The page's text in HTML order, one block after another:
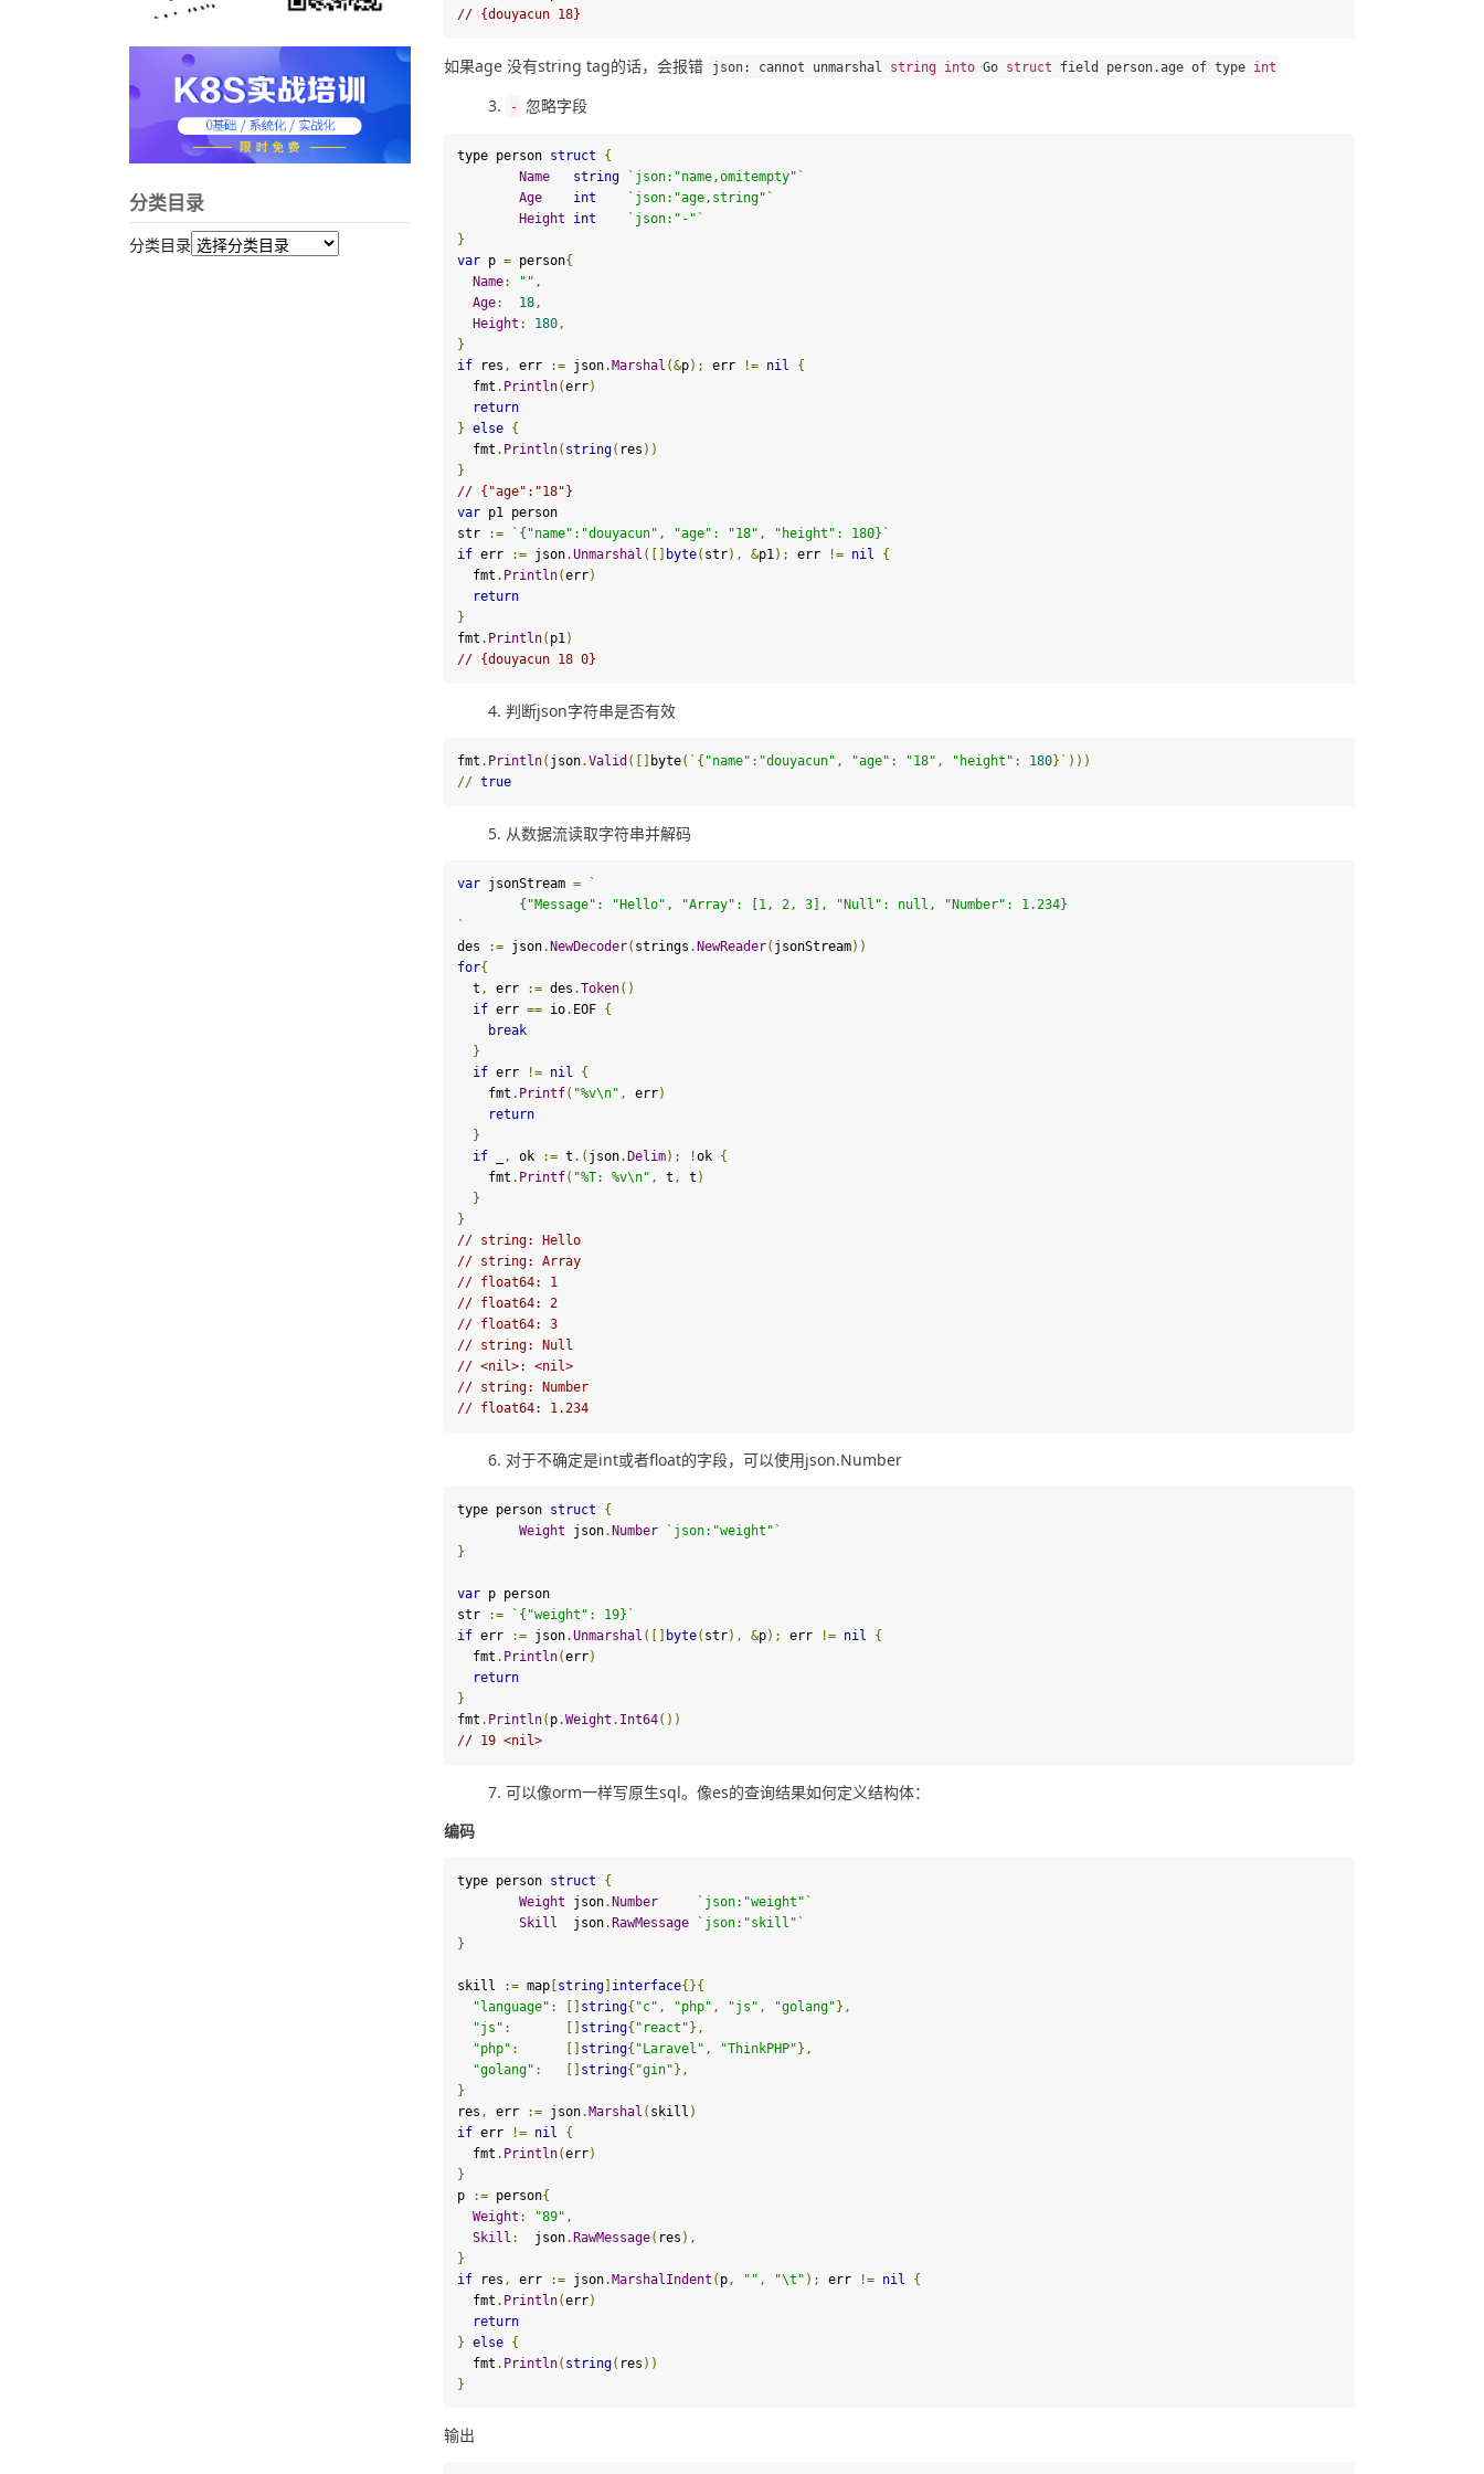
// {douyacun 18}
如果age 没有string tag的话，会报错 json: cannot unmarshal string into Go struct field person.age of type int
- 忽略字段
type person struct
{
Name
string `json: "name,omitempty" `
Age
int `json: "age,string" `
Height
int `json: "-" `
}
var p = person{
Name: "" ,
Age: 18,
Height : 180,
}
if res , err := json. Marshal (&p); err != nil
{
  fmt
. Println(err)
return
} else {
  fmt
. Println( string( res ))
}
// {"age":"18"}
var p1 person
str
:= `{ "name" : "douyacun" , "age" : "18" , "height" : 180}`
if err := json.Unmarshal ([] byte( str), &p1); err != nil
{
  fmt
. Println(err)
return
}
fmt . Println( p1)
// {douyacun 18 0}
判断json字符串是否有效
fmt . Println( json.Valid ([] byte(` { "name" : "douyacun" , "age" : "18" , "height" : 180} `)))
// true
从数据流读取字符串并解码
var jsonStream =
`
	{
"Message" : "Hello" , "Array" : [ 1, 2, 3], "Null" : null , "Number" : 1.234}
`
des
:= json. NewDecoder( strings . NewReader( jsonStream))
for{
  t
, err := des .Token()
if err == io. EOF {
break
}
if err != nil
{
    fmt
. Printf( "%v\n" , err)
return
}
if _ , ok := t .( json. Delim); !ok {
    fmt
. Printf( "%T: %v\n" , t , t )
}
}
// string: Hello
// string: Array
// float64: 1
// float64: 2
// float64: 3
// string: Null
// <nil>: <nil>
// string: Number
// float64: 1.234
对于不确定是int或者float的字段，可以使用json.Number
type person struct
{
Weight json.Number `json: "weight" `
}
var p person
str
:= `{ "weight" : 19}`
if err := json.Unmarshal ([] byte( str), &p); err != nil
{
  fmt
. Println(err)
return
}
fmt . Println( p.Weight . Int64())
// 19 <nil>
可以像orm一样写原生sql。像es的查询结果如何定义结构体：
编码
type person struct
{
Weight json.Number `json: "weight" `
Skill
  json
.RawMessage `json: "skill" `
}
skill := map[string] interface{}{
"language" : [] string{ "c" , "php" , "js" , "golang"},
"js" : [] string{ "react"},
"php" : [] string{ "Laravel" , "ThinkPHP"},
"golang" : [] string{ "gin"},
}
res , err := json.Marshal ( skill )
if err != nil
{
  fmt
. Println(err)
}
p
:= person{
Weight : "89" ,
Skill :
  json
.RawMessage( res ),
}
if res , err := json.MarshalIndent ( p, "" , "\t" ); err != nil
{
  fmt
. Println(err)
return
} else {
  fmt
. Println( string( res ))
}
输出
分类目录
分类目录